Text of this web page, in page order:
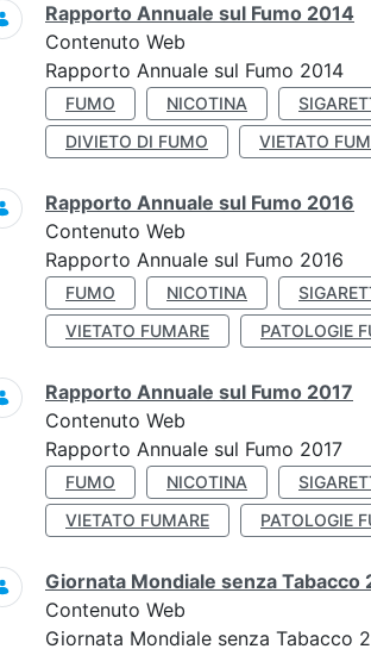
Rapporto Annuale sul Fumo 2014
Contenuto Web
Rapporto Annuale sul Fumo 2014
FUMO NICOTINA
DIVIETO DI FUMO
VIETATO
Rapporto Annuale sul Fumo 2016
Contenuto Web
Rapporto Annuale sul Fumo 2016
FUMO NICOTINA
VIETATO FUMARE
PATOLOGIE
Rapporto Annuale sul Fumo 2017
Contenuto Web
Rapporto Annuale sul Fumo 2017
FUMO NICOTINA
VIETATO FUMARE
PATOLOGIE
Giornata Mondiale senza Tabacco
Contenuto Web
Giornata Mondiale senza Tabacco